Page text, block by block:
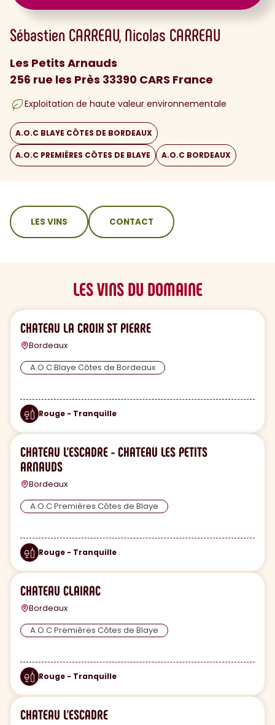
Sébastien CARREAU Nicolas CARREAU
Les Petits Arnauds
256 rue les Près 33390 CARS France
Exploitation de haute valeur environnementale
A.O.C BLAYE CÔTES DE BORDEAUX
A.O.C PREMIÈRES CÔTES DE BLAYE A.O.C BORDEAUX
sommaire
LES VINS CONTACT
LES VINS DU DOMAINE
CHATEAU LA CROIX ST PIERRE
Bordeaux
A.O.C Blaye Côtes de Bordeaux
Rouge - Tranquille
CHATEAU L'ESCADRE - CHATEAU LES PETITS
ARNAUDS
Bordeaux
A.O.C Premières Côtes de Blaye
Rouge - Tranquille
CHATEAU CLAIRAC
Bordeaux
A.O.C Premières Côtes de Blaye
Rouge - Tranquille
CHATEAU L'ESCADRE